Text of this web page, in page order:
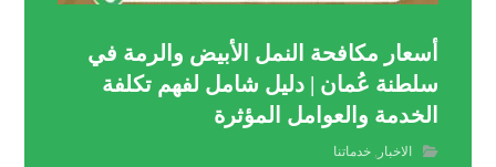
أسعار مكافحة النمل الأبيض والرمة في
سلطنة عُمان | دليل شامل لفهم تكلفة
الخدمة والعوامل المؤثرة
الاخبار ,خدماتنا